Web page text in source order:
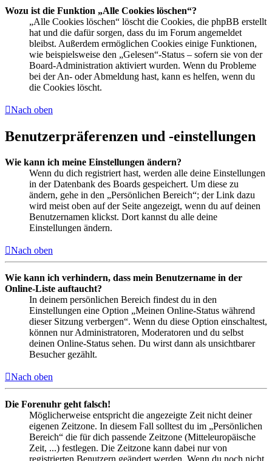
Wozu ist die Funktion „Alle Cookies löschen“?
„Alle Cookies löschen“ löscht die Cookies, die phpBB erstellt
hat und die dafür sorgen, dass du im Forum angemeldet
bleibst. Außerdem ermöglichen Cookies einige Funktionen,
wie beispielsweise den „Gelesen“-Status – sofern sie von der
Board-Administration aktiviert wurden. Wenn du Probleme
bei der An- oder Abmeldung hast, kann es helfen, wenn du
die Cookies löscht.
Nach oben
Benutzerpräferenzen und -einstellungen
Wie kann ich meine Einstellungen ändern?
Wenn du dich registriert hast, werden alle deine Einstellungen
in der Datenbank des Boards gespeichert. Um diese zu
ändern, gehe in den „Persönlichen Bereich“; der Link dazu
wird meist oben auf der Seite angezeigt, wenn du auf deinen
Benutzernamen klickst. Dort kannst du alle deine
Einstellungen ändern.
Nach oben
Wie kann ich verhindern, dass mein Benutzername in der
Online-Liste auftaucht?
In deinem persönlichen Bereich findest du in den
Einstellungen eine Option „Meinen Online-Status während
dieser Sitzung verbergen“. Wenn du diese Option einschaltest,
können nur Administratoren, Moderatoren und du selbst
deinen Online-Status sehen. Du wirst dann als unsichtbarer
Besucher gezählt.
Nach oben
Die Forenuhr geht falsch!
Möglicherweise entspricht die angezeigte Zeit nicht deiner
eigenen Zeitzone. In diesem Fall solltest du im „Persönlichen
Bereich“ die für dich passende Zeitzone (Mitteleuropäische
Zeit, ...) festlegen. Die Zeitzone kann dabei nur von
registrierten Benutzern geändert werden. Wenn du noch nicht